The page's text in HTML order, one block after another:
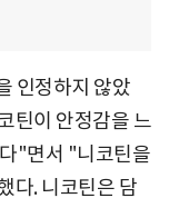
인정하지 않았
틴이 안정감을 느
"면서 "니코틴을
다. 니코틴은 담